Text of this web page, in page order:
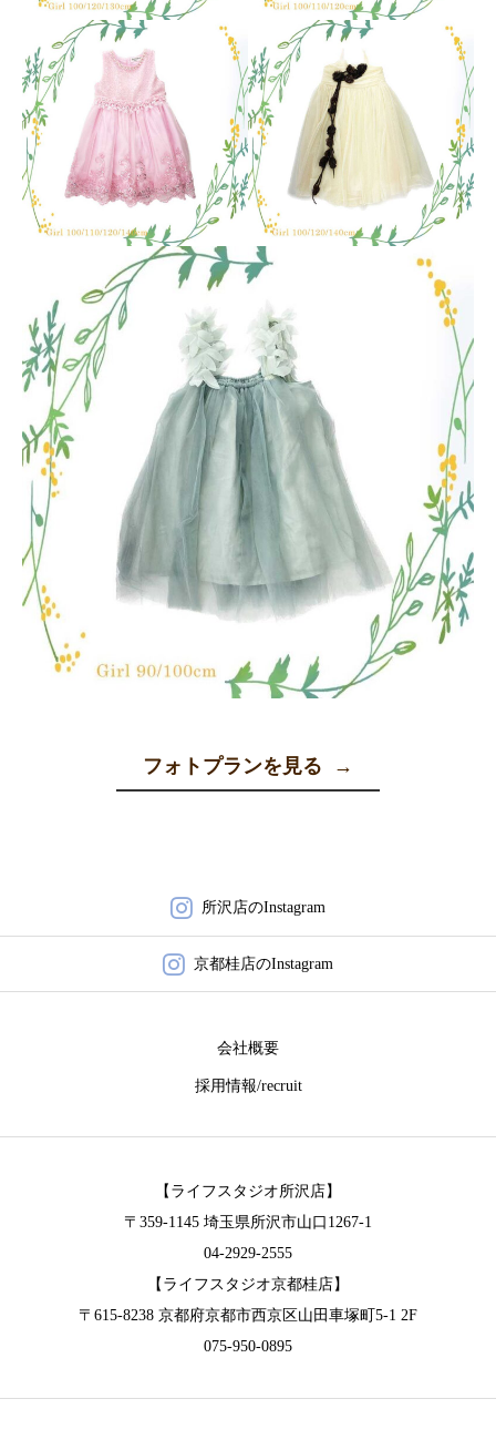
フォトプランを見る →
所沢店のInstagram
京都桂店のInstagram
会社概要
採用情報/recruit
【ライフスタジオ所沢店】
〒359-1145 埼玉県所沢市山口1267-1
04-2929-2555
【ライフスタジオ京都桂店】
〒615-8238 京都府京都市西京区山田車塚町5-1 2F
075-950-0895